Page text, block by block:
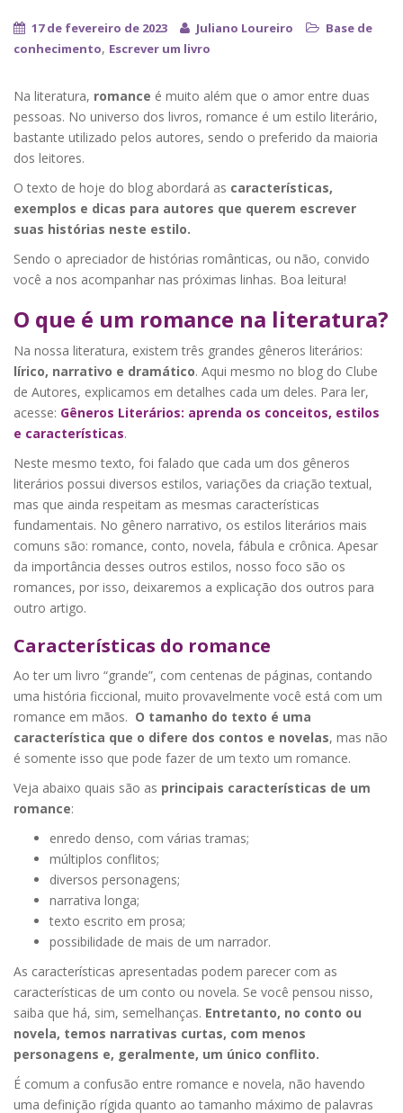
17 de fevereiro de 2023 Juliano Loureiro
Base de
conhecimento, Escrever um livro
Na literatura, romance é muito além que o amor entre duas
pessoas. No universo dos livros, romance é um estilo literário,
bastante utilizado pelos autores, sendo o preferido da maioria
dos leitores.
O texto de hoje do blog abordará as características,
exemplos e dicas para autores que querem escrever
suas histórias neste estilo.
Sendo o apreciador de histórias românticas, ou não, convido
você a nos acompanhar nas próximas linhas. Boa leitura!
O que é um romance na literatura?
Na nossa literatura, existem três grandes gêneros literários:
lírico, narrativo e dramático. Aqui mesmo no blog do Clube
de Autores, explicamos em detalhes cada um deles. Para ler,
acesse: Gêneros Literários: aprenda os conceitos, estilos
e características.
Neste mesmo texto, foi falado que cada um dos gêneros
literários possui diversos estilos, variações da criação textual,
mas que ainda respeitam as mesmas características
fundamentais. No gênero narrativo, os estilos literários mais
comuns são: romance, conto, novela, fábula e crônica. Apesar
da importância desses outros estilos, nosso foco são os
romances, por isso, deixaremos a explicação dos outros para
outro artigo.
Características do romance
Ao ter um livro “grande”, com centenas de páginas, contando
uma história ficcional, muito provavelmente você está com um
romance em mãos. O tamanho do texto é uma
característica que o difere dos contos e novelas, mas não
é somente isso que pode fazer de um texto um romance.
Veja abaixo quais são as principais características de um
romance:
enredo denso, com várias tramas;
múltiplos conflitos;
diversos personagens;
narrativa longa;
texto escrito em prosa;
possibilidade de mais de um narrador.
As características apresentadas podem parecer com as
características de um conto ou novela. Se você pensou nisso,
saiba que há, sim, semelhanças. Entretanto, no conto ou
novela, temos narrativas curtas, com menos
personagens e, geralmente, um único conflito.
É comum a confusão entre romance e novela, não havendo
uma definição rígida quanto ao tamanho máximo de palavras